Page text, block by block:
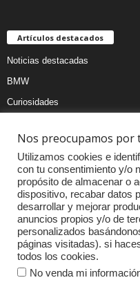
Artículos destacados
Noticias destacadas
BMW
Curiosidades
Audi
MOTOS
Competiciones
Mercedes
Porsche
Nos preocupamos por
Utilizamos cookies e
con tu consentimiento y/o
propósito de almacenar o
dispositivo, recabar datos
desarrollar y mejorar
anuncios propios y/o de
personalizados
páginas visitadas). si
todos los cookies.
No venda mi